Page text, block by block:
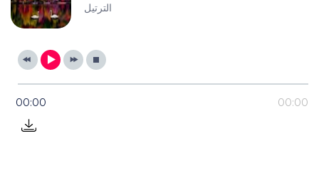
الترتيل
00:00 00:00